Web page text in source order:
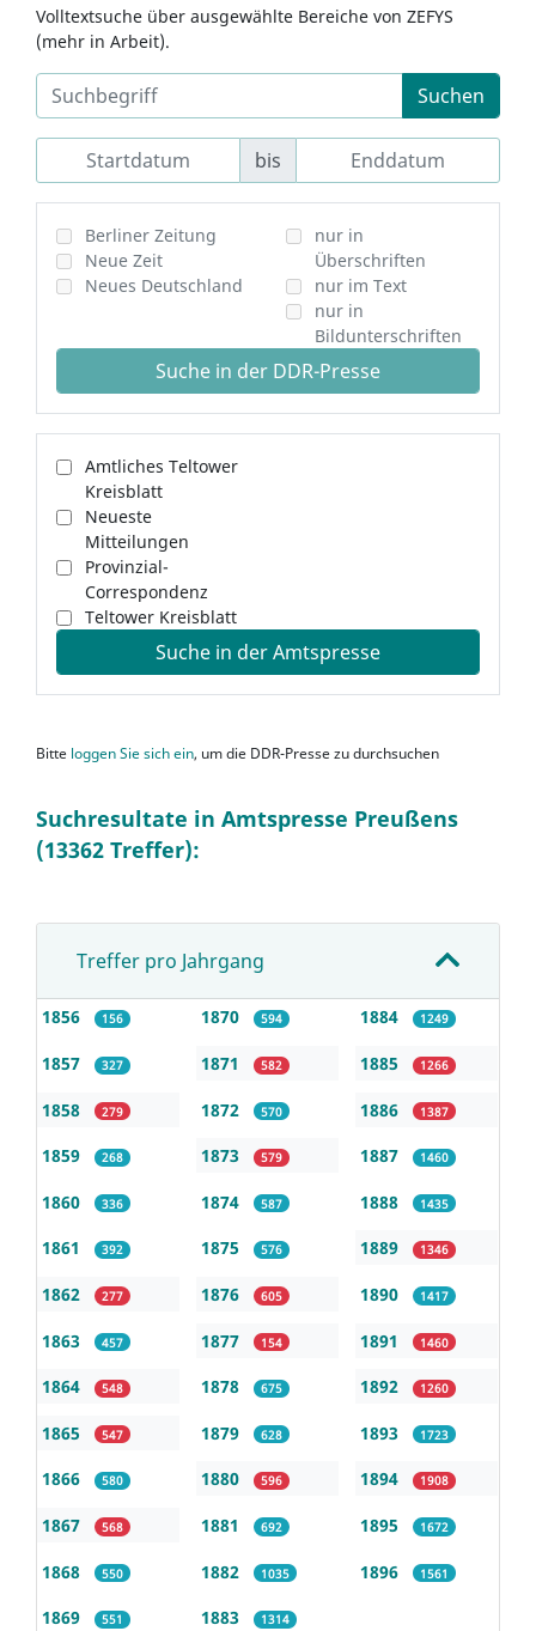
Volltextsuche über ausgewählte Bereiche von ZEFYS
(mehr in Arbeit).
Suchen
bis
Berliner Zeitung
Neue Zeit
Neues Deutschland
nur in
Überschriften
nur im Text
nur in
Bildunterschriften
Suche in der DDR-Presse
Amtliches Teltower
Kreisblatt
Neueste
Mitteilungen
Provinzial-
Correspondenz
Teltower Kreisblatt
Suche in der Amtspresse
Bitte loggen Sie sich ein, um die DDR-Presse zu durchsuchen
Suchresultate in Amtspresse Preußens
(13362 Treffer):
Treffer pro Jahrgang
1856 156
1857 327
1858 279
1859 268
1860 336
1861 392
1862 277
1863 457
1864 548
1865 547
1866 580
1867 568
1868 550
1869 551
1870 594
1871 582
1872 570
1873 579
1874 587
1875 576
1876 605
1877 154
1878 675
1879 628
1880 596
1881 692
1882 1035
1883 1314
1884 1249
1885 1266
1886 1387
1887 1460
1888 1435
1889 1346
1890 1417
1891 1460
1892 1260
1893 1723
1894 1908
1895 1672
1896 1561